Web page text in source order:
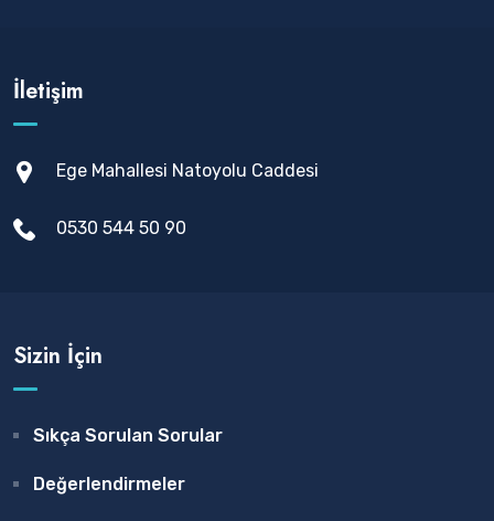
İletişim
Ege Mahallesi Natoyolu Caddesi
0530 544 50 90
Sizin İçin
Sıkça Sorulan Sorular
Değerlendirmeler